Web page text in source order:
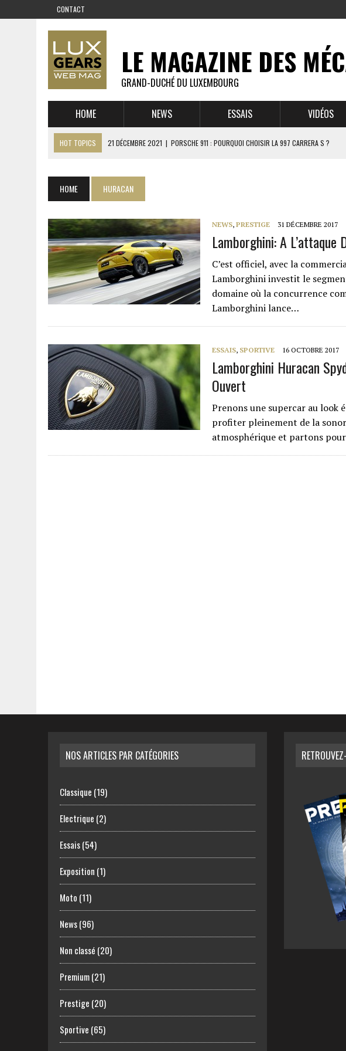
CONTACT
LE MAGAZINE DES
GRAND-DUCHÉ DU LUXEMBOURG
HOME NEWS ESSAIS VIDÉOS
HOT TOPICS 21 DÉCEMBRE 2021 | PORSCHE 911 : POURQUOI CHOISIR LA 997 CARRERA S ?
1 JUIN 2021 | GROUPE 3 : ALPINE A110 1600 S VS PORSCHE 911 2,7 RS
6 AVRIL 2021 | DE L’HUILE SUR LA PISTE – ART CARS
22 OCTOBRE 2020 | EXPO MAZDA 100 ANS – AUTOWORLD MUSEUM BRUSSELS
HOME HURACAN
NEWS, PRESTIGE 31 DÉCEMBRE 2017
Lamborghini: A L’attaque
C’est officiel, avec la
Lamborghini investit le
domaine où la concurrence
Lamborghini lance…
ESSAIS, SPORTIVE 16 OCTOBRE 2017
Lamborghini Huracan
Ouvert
Prenons une supercar au
profiter pleinement de la
atmosphérique et partons
NOS ARTICLES PAR CATÉGORIES
Classique (19)
Electrique (2)
Essais(54)
Exposition (1)
Moto (11)
News(96)
Non classé (20)
Premium(21)
Prestige (20)
Sportive (65)